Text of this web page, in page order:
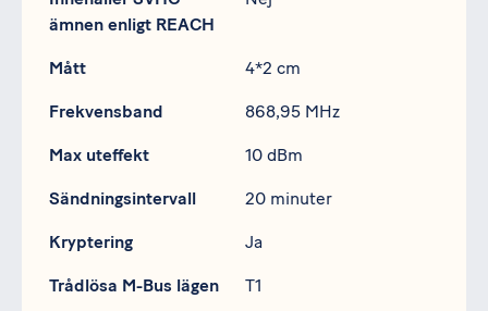
ämnen enligt REACH
Mått 4*2 cm
Frekvensband 868,95 MHz
Max uteffekt 10 dBm
Sändningsintervall 20 minuter
Kryptering Ja
Trådlösa M-Bus lägen T1